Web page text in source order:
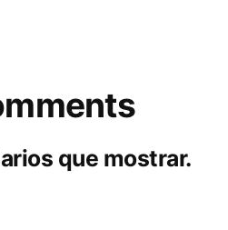
que mostrar.